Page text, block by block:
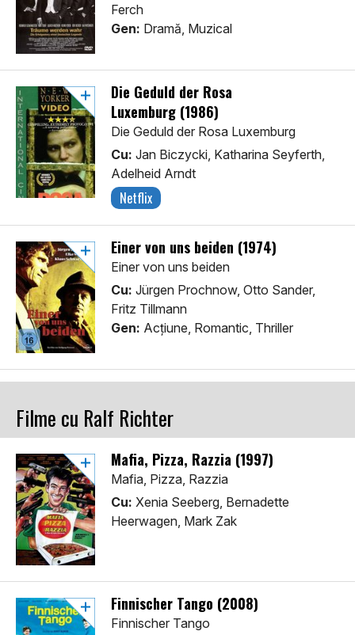
Ferch
Gen: Dramă, Muzical
Die Geduld der Rosa
Luxemburg (1986)
Die Geduld der Rosa Luxemburg
Cu: Jan Biczycki, Katharina Seyferth,
Adelheid Arndt
Netflix
Einer von uns beiden (1974)
Einer von uns beiden
Cu: Jürgen Prochnow, Otto Sander,
Fritz Tillmann
Gen: Acţiune, Romantic, Thriller
Filme cu Ralf Richter
Mafia, Pizza, Razzia (1997)
Mafia, Pizza, Razzia
Cu: Xenia Seeberg, Bernadette
Heerwagen, Mark Zak
Finnischer Tango (2008)
Finnischer Tango